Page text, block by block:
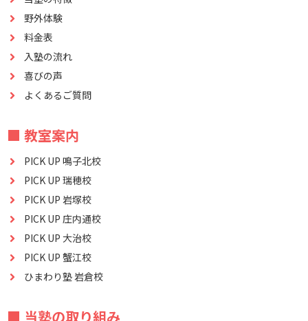
野外体験
料金表
入塾の流れ
喜びの声
よくあるご質問
■ 教室案内
PICK UP 鳴子北校
PICK UP 瑞穂校
PICK UP 岩塚校
PICK UP 庄内通校
PICK UP 大治校
PICK UP 蟹江校
ひまわり塾 岩倉校
■ 当塾の取り組み